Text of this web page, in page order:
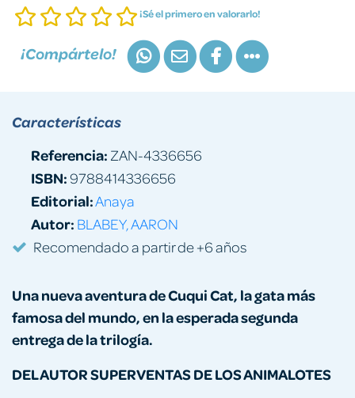
¡Sé el primero en valorarlo!
¡Compártelo!
Una nueva aventura de Cuqui Cat, la gata más
famosa del mundo, en la esperada segunda
entrega de la trilogía.
DEL AUTOR SUPERVENTAS DE LOS ANIMALOTES
Características
Referencia: ZAN-4336656
ISBN:9788414336656
Editorial:Anaya
Autor: BLABEY, AARON
Recomendado a partir de +6 años